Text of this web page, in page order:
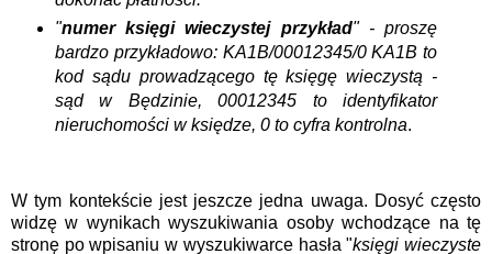
"numer księgi wieczystej przykład" - proszę
bardzo przykładowo: KA1B/00012345/0 KA1B to
kod sądu prowadzącego tę księgę wieczystą -
sąd w Będzinie, 00012345 to identyfikator
nieruchomości w księdze, 0 to cyfra kontrolna.
W tym kontekście jest jeszcze jedna uwaga. Dosyć często
widzę w wynikach wyszukiwania osoby wchodzące na tę
stronę po wpisaniu w wyszukiwarce hasła "księgi wieczyste